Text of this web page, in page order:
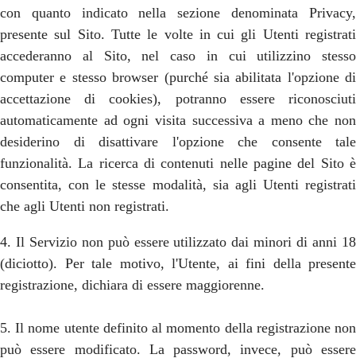
con quanto indicato nella sezione denominata Privacy,
presente sul Sito. Tutte le volte in cui gli Utenti registrati
accederanno al Sito, nel caso in cui utilizzino stesso
computer e stesso browser (purché sia abilitata l'opzione di
accettazione di cookies), potranno essere riconosciuti
automaticamente ad ogni visita successiva a meno che non
desiderino di disattivare l'opzione che consente tale
funzionalità. La ricerca di contenuti nelle pagine del Sito è
consentita, con le stesse modalità, sia agli Utenti registrati
che agli Utenti non registrati.
4. Il Servizio non può essere utilizzato dai minori di anni 18
(diciotto). Per tale motivo, l'Utente, ai fini della presente
registrazione, dichiara di essere maggiorenne.
5. Il nome utente definito al momento della registrazione non
può essere modificato. La password, invece, può essere